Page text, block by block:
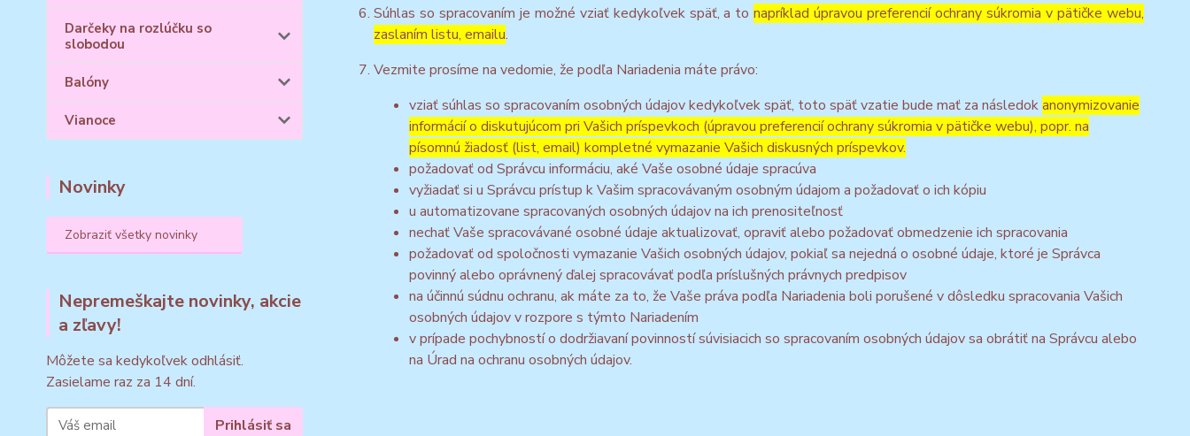
Darčeky na rozlúčku so
slobodou
Balóny
Vianoce
Novinky
Zobraziť všetky novinky
Nepremeškajte novinky, akcie
a zľavy!
Môžete sa kedykoľvek odhlásiť.
Zasielame raz za 14 dní.
Prihlásiť sa
Súhlas so spracovaním je možné vziať kedykoľvek späť, a tonapríklad úpravou preferencií ochrany súkromia v pätičke webu,
zaslaním listu, emailu.
Vezmite prosíme na vedomie, že podľa Nariadenia máte právo:
vziať súhlas so spracovaním osobných údajov kedykoľvek späť, toto späť vzatie bude mať za následokanonymizovanie
informácií o diskutujúcom pri Vašich príspevkoch (úpravou preferencií ochrany súkromia v pätičke webu), popr. na
písomnú žiadosť (list, email) kompletné vymazanie Vašich diskusných príspevkov.
požadovať od Správcu informáciu, aké Vaše osobné údaje spracúva
vyžiadať si u Správcu prístup k Vašim spracovávaným osobným údajom a požadovať o ich kópiu
u automatizovane spracovaných osobných údajov na ich prenositeľnosť
nechať Vaše spracovávané osobné údaje aktualizovať, opraviť alebo požadovať obmedzenie ich spracovania
požadovať od spoločnosti vymazanie Vašich osobných údajov, pokiaľ sa nejedná o osobné údaje, ktoré je Správca
povinný alebo oprávnený ďalej spracovávať podľa príslušných právnych predpisov
na účinnú súdnu ochranu, ak máte za to, že Vaše práva podľa Nariadenia boli porušené v dôsledku spracovania Vašich
osobných údajov v rozpore s týmto Nariadením
v prípade pochybností o dodržiavaní povinností súvisiacich so spracovaním osobných údajov sa obrátiť na Správcu alebo
na Úrad na ochranu osobných údajov.